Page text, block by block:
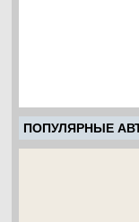
ПОПУЛЯРНЫЕ